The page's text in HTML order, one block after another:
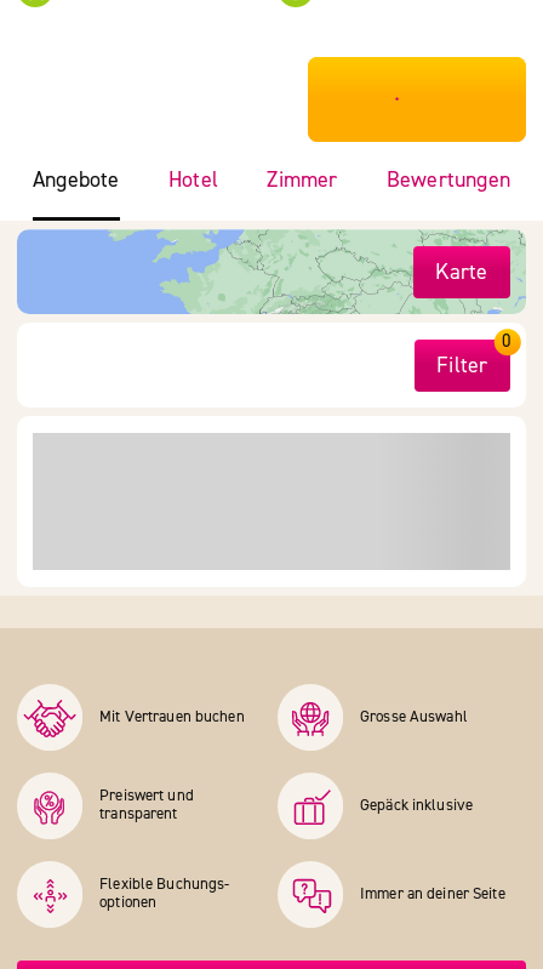
***************
Angebote Hotel Zimmer Bewertungen
Karte
Filter
0
Mit Vertrauen buchen Grosse Auswahl
Preiswert und
transparent
Gepäck inklusive
Flexible Buchungs­
optionen
Immer an deiner Seite